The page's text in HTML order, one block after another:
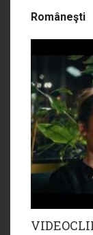
Româneşti